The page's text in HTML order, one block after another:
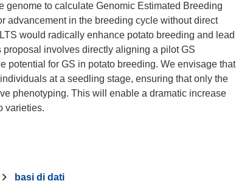
genome to calculate Genomic Estimated Breeding
advancement in the breeding cycle without direct
would radically enhance potato breeding and lead
involves directly aligning a pilot GS
potential for GS in potato breeding. We envisage that
at a seedling stage, ensuring that only the
phenotyping. This will enable a dramatic increase
basi di dati